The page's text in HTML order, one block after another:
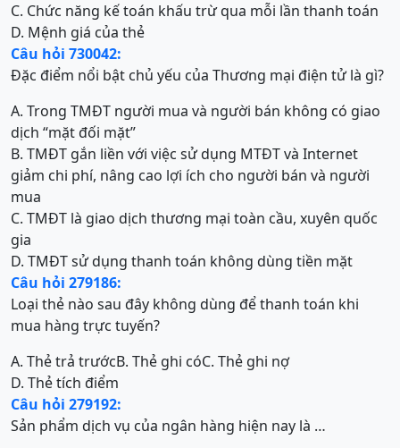
C. Chức năng kế toán khấu trừ qua mỗi lần thanh toán
D. Mệnh giá của thẻ
Câu hỏi 730042:
Đặc điểm nổi bật chủ yếu của Thương mại điện tử là gì?
A. Trong TMĐT người mua và người bán không có giao
dịch “mặt đối mặt”
B. TMĐT gắn liền với việc sử dụng MTĐT và Internet
giảm chi phí, nâng cao lợi ích cho người bán và người
mua
C. TMĐT là giao dịch thương mại toàn cầu, xuyên quốc
gia
D. TMĐT sử dụng thanh toán không dùng tiền mặt
Câu hỏi 279186:
Loại thẻ nào sau đây không dùng để thanh toán khi
mua hàng trực tuyến?
A. Thẻ trả trướcB. Thẻ ghi cóC. Thẻ ghi nợ
D. Thẻ tích điểm
Câu hỏi 279192:
Sản phẩm dịch vụ của ngân hàng hiện nay là …